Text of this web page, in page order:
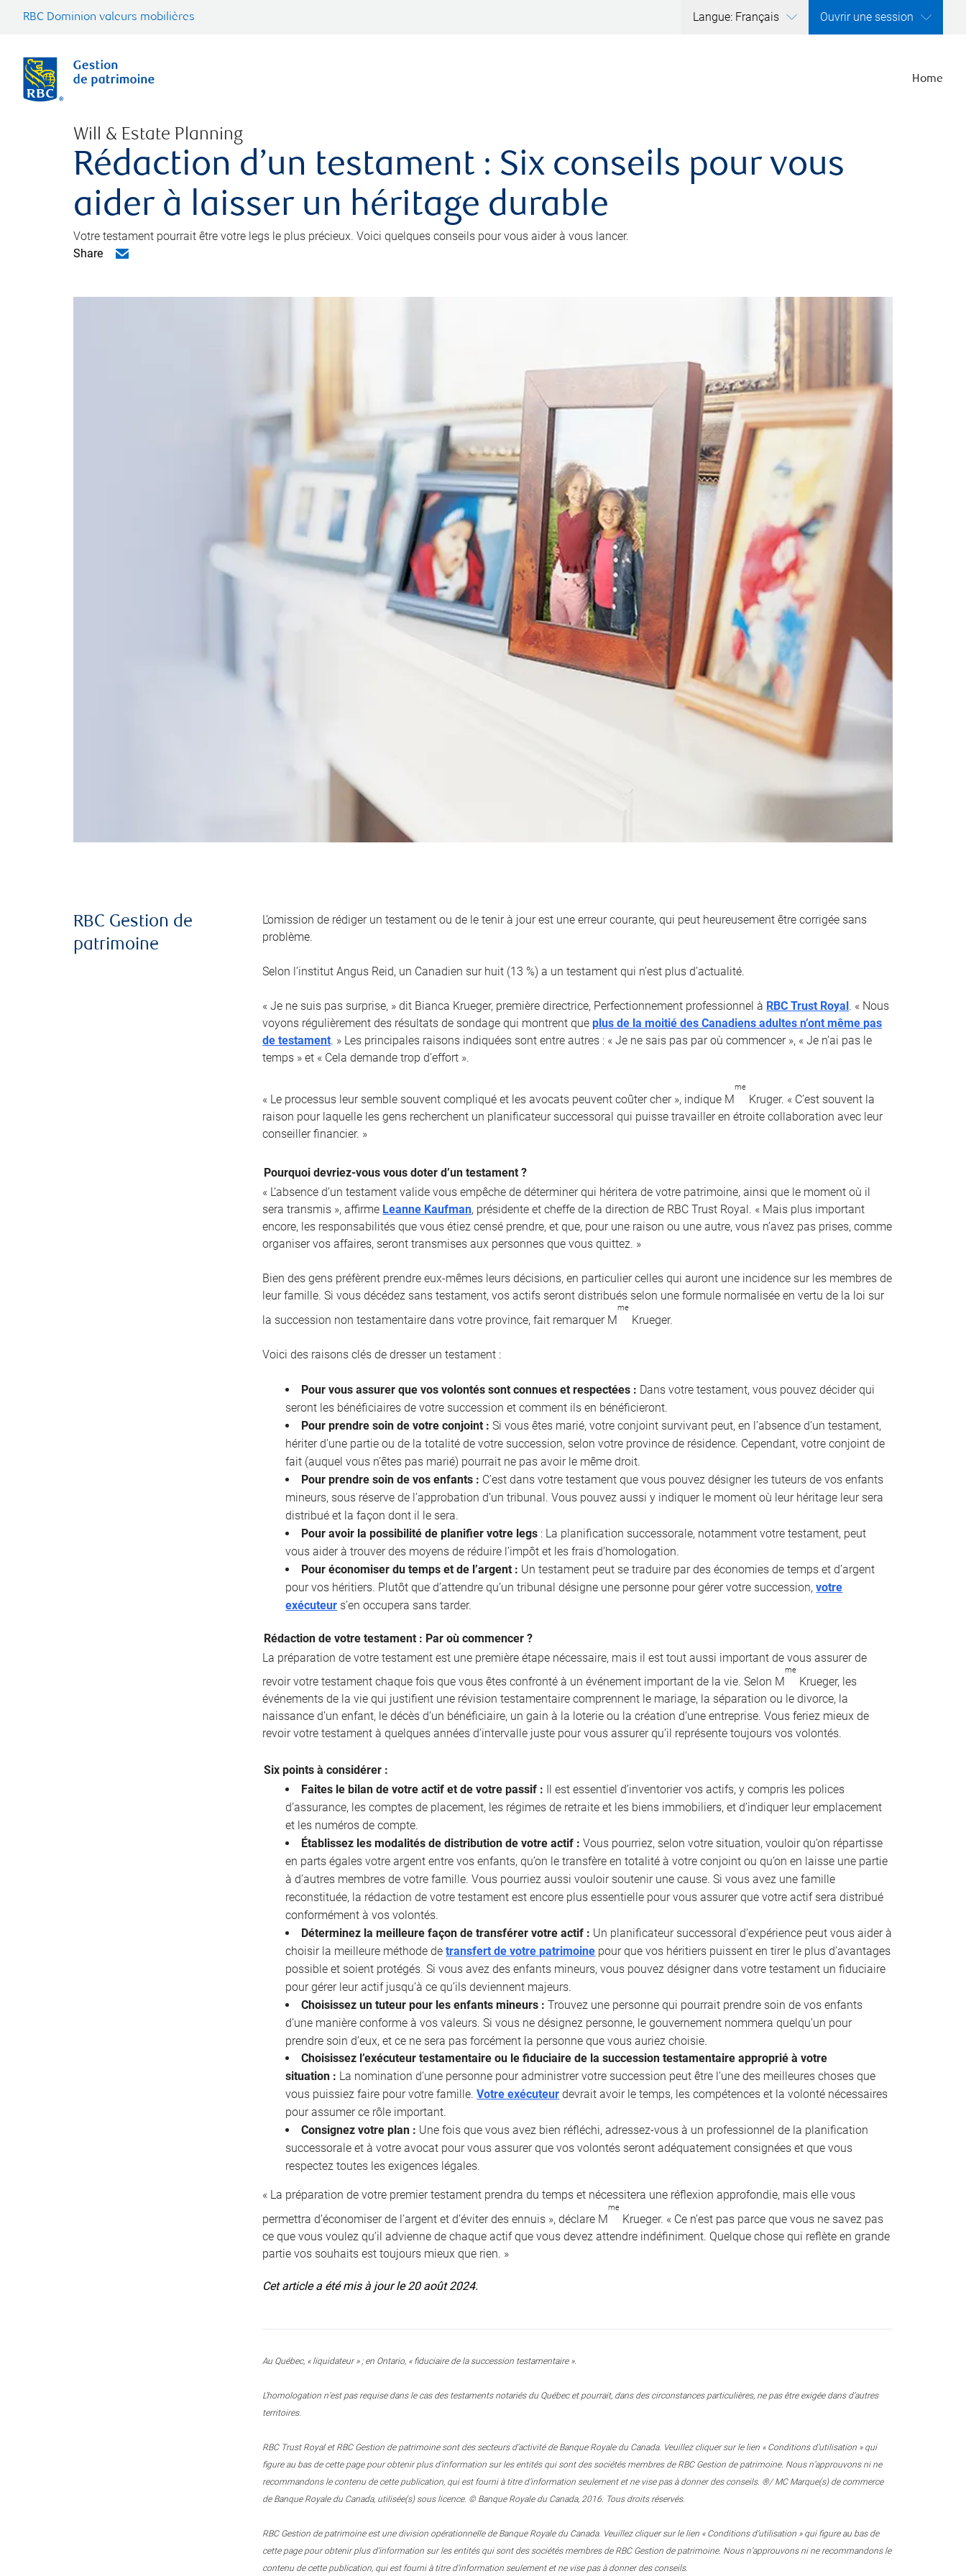
RBC Dominion valeurs mobilières Langue: Français Ouvrir une session
Home
Will & Estate Planning
Rédaction d’un testament : Six conseils pour vous
aider à laisser un héritage durable
Votre testament pourrait être votre legs le plus précieux. Voici quelques conseils pour vous aider à vous lancer.
Share
RBC Gestion de
patrimoine
L’omission de rédiger un testament ou de le tenir à jour est une erreur courante, qui peut heureusement être corrigée sans
problème.
Selon l’institut Angus Reid, un Canadien sur huit (13 %) a un testament qui n’est plus d’actualité.
« Je ne suis pas surprise, » dit Bianca Krueger, première directrice, Perfectionnement professionnel à RBC Trust Royal. « Nous
voyons régulièrement des résultats de sondage qui montrent queplus de la moitié des Canadiens adultes n’ont même pas
de testament. » Les principales raisons indiquées sont entre autres : « Je ne sais pas par où commencer », « Je n’ai pas le
temps » et « Cela demande trop d’effort ».
« Le processus leur semble souvent compliqué et les avocats peuvent coûter cher », indique M
me
Kruger. « C’est souvent la
raison pour laquelle les gens recherchent un planificateur successoral qui puisse travailler en étroite collaboration avec leur
conseiller financier. »
Pourquoi devriez-vous vous doter d’un testament ?
« L’absence d’un testament valide vous empêche de déterminer qui héritera de votre patrimoine, ainsi que le moment où il
sera transmis », affirme Leanne Kaufman, présidente et cheffe de la direction de RBC Trust Royal. « Mais plus important
encore, les responsabilités que vous étiez censé prendre, et que, pour une raison ou une autre, vous n’avez pas prises, comme
organiser vos affaires, seront transmises aux personnes que vous quittez. »
Bien des gens préfèrent prendre eux-mêmes leurs décisions, en particulier celles qui auront une incidence sur les membres de
leur famille. Si vous décédez sans testament, vos actifs seront distribués selon une formule normalisée en vertu de la loi sur
la succession non testamentaire dans votre province, fait remarquer M
me
Krueger.
Voici des raisons clés de dresser un testament :
Pour vous assurer que vos volontés sont connues et respectées : Dans votre testament, vous pouvez décider qui
seront les bénéficiaires de votre succession et comment ils en bénéficieront.
Pour prendre soin de votre conjoint : Si vous êtes marié, votre conjoint survivant peut, en l’absence d’un testament,
hériter d’une partie ou de la totalité de votre succession, selon votre province de résidence. Cependant, votre conjoint de
fait (auquel vous n’êtes pas marié) pourrait ne pas avoir le même droit.
Pour prendre soin de vos enfants : C’est dans votre testament que vous pouvez désigner les tuteurs de vos enfants
mineurs, sous réserve de l’approbation d’un tribunal. Vous pouvez aussi y indiquer le moment où leur héritage leur sera
distribué et la façon dont il le sera.
Pour avoir la possibilité de planifier votre legs : La planification successorale, notamment votre testament, peut
vous aider à trouver des moyens de réduire l’impôt et les frais d’homologation.
Pour économiser du temps et de l’argent : Un testament peut se traduire par des économies de temps et d’argent
pour vos héritiers. Plutôt que d’attendre qu’un tribunal désigne une personne pour gérer votre succession,votre
exécuteur s’en occupera sans tarder.
Rédaction de votre testament : Par où commencer ?
La préparation de votre testament est une première étape nécessaire, mais il est tout aussi important de vous assurer de
revoir votre testament chaque fois que vous êtes confronté à un événement important de la vie. Selon M
me
Krueger, les
événements de la vie qui justifient une révision testamentaire comprennent le mariage, la séparation ou le divorce, la
naissance d’un enfant, le décès d’un bénéficiaire, un gain à la loterie ou la création d’une entreprise. Vous feriez mieux de
revoir votre testament à quelques années d’intervalle juste pour vous assurer qu’il représente toujours vos volontés.
Six points à considérer :
Faites le bilan de votre actif et de votre passif : Il est essentiel d’inventorier vos actifs, y compris les polices
d’assurance, les comptes de placement, les régimes de retraite et les biens immobiliers, et d’indiquer leur emplacement
et les numéros de compte.
Établissez les modalités de distribution de votre actif : Vous pourriez, selon votre situation, vouloir qu’on répartisse
en parts égales votre argent entre vos enfants, qu’on le transfère en totalité à votre conjoint ou qu’on en laisse une partie
à d’autres membres de votre famille. Vous pourriez aussi vouloir soutenir une cause. Si vous avez une famille
reconstituée, la rédaction de votre testament est encore plus essentielle pour vous assurer que votre actif sera distribué
conformément à vos volontés.
Déterminez la meilleure façon de transférer votre actif : Un planificateur successoral d’expérience peut vous aider à
choisir la meilleure méthode detransfert de votre patrimoine pour que vos héritiers puissent en tirer le plus d’avantages
possible et soient protégés. Si vous avez des enfants mineurs, vous pouvez désigner dans votre testament un fiduciaire
pour gérer leur actif jusqu’à ce qu’ils deviennent majeurs.
Choisissez un tuteur pour les enfants mineurs : Trouvez une personne qui pourrait prendre soin de vos enfants
d’une manière conforme à vos valeurs. Si vous ne désignez personne, le gouvernement nommera quelqu’un pour
prendre soin d’eux, et ce ne sera pas forcément la personne que vous auriez choisie.
Choisissez l’exécuteur testamentaire ou le fiduciaire de la succession testamentaire approprié à votre
situation : La nomination d’une personne pour administrer votre succession peut être l’une des meilleures choses que
vous puissiez faire pour votre famille.Votre exécuteur devrait avoir le temps, les compétences et la volonté nécessaires
pour assumer ce rôle important.
Consignez votre plan : Une fois que vous avez bien réfléchi, adressez-vous à un professionnel de la planification
successorale et à votre avocat pour vous assurer que vos volontés seront adéquatement consignées et que vous
respectez toutes les exigences légales.
« La préparation de votre premier testament prendra du temps et nécessitera une réflexion approfondie, mais elle vous
permettra d’économiser de l’argent et d’éviter des ennuis », déclare M
me
Krueger. « Ce n’est pas parce que vous ne savez pas
ce que vous voulez qu’il advienne de chaque actif que vous devez attendre indéfiniment. Quelque chose qui reflète en grande
partie vos souhaits est toujours mieux que rien. »
Cet article a été mis à jour le 20 août 2024.
Au Québec, « liquidateur » ; en Ontario, « fiduciaire de la succession testamentaire ».
L’homologation n’est pas requise dans le cas des testaments notariés du Québec et pourrait, dans des circonstances particulières, ne pas être exigée dans d’autres
territoires.
RBC Trust Royal et RBC Gestion de patrimoine sont des secteurs d’activité de Banque Royale du Canada. Veuillez cliquer sur le lien « Conditions d’utilisation » qui
figure au bas de cette page pour obtenir plus d’information sur les entités qui sont des sociétés membres de RBC Gestion de patrimoine. Nous n’approuvons ni ne
recommandons le contenu de cette publication, qui est fourni à titre d’information seulement et ne vise pas à donner des conseils. ®/ MC Marque(s) de commerce
de Banque Royale du Canada, utilisée(s) sous licence. © Banque Royale du Canada, 2016. Tous droits réservés.
RBC Gestion de patrimoine est une division opérationnelle de Banque Royale du Canada. Veuillez cliquer sur le lien « Conditions d’utilisation » qui figure au bas de
cette page pour obtenir plus d’information sur les entités qui sont des sociétés membres de RBC Gestion de patrimoine. Nous n’approuvons ni ne recommandons le
contenu de cette publication, qui est fourni à titre d’information seulement et ne vise pas à donner des conseils.